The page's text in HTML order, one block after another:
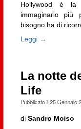
Hollywood è la
immaginario più
bisogno ha di
Leggi →
La notte
Life
Pubblicato il25 Gennaio
di Sandro Moiso